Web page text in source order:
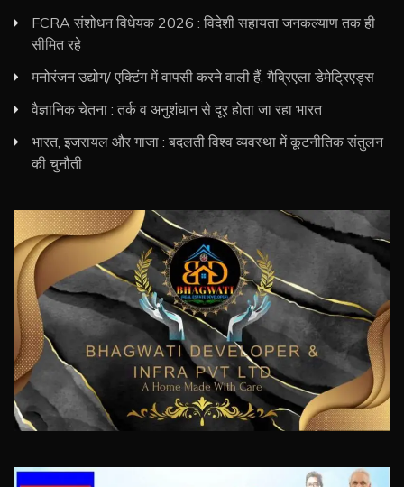
FCRA संशोधन विधेयक 2026 : विदेशी सहायता जनकल्याण तक ही
सीमित रहे
मनोरंजन उद्योग/ एक्टिंग में वापसी करने वाली हैं, गैब्रिएला डेमेट्रिएड्स
वैज्ञानिक चेतना : तर्क व अनुशंधान से दूर होता जा रहा भारत
भारत, इजरायल और गाजा : बदलती विश्व व्यवस्था में कूटनीतिक संतुलन
की चुनौती